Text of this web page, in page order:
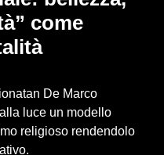
come
De Marco
luce un modello
religioso rendendolo